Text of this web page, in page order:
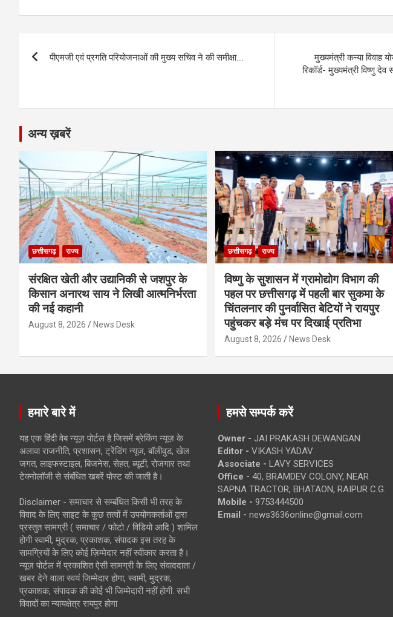
ce
o
se
g
at
A
e
a
ail py
n
ar
navigation
पीएमजी एवं प्रगति परियोजनाओं की मुख्य सचिव ने की समीक्षा….
मुख्यमंत्री कन्या विवाह
रिकॉर्ड- मुख्यमंत्री विष्णु
अन्य ख़बरें
छत्तीसगढ़ राज्य
संरक्षित खेती और उद्यानिकी से जशपुर के
किसान अनारथ साय ने लिखी आत्मनिर्भरता
की नई कहानी
August 8, 2026 News Desk
छत्तीसगढ़ राज्य
विष्णु के सुशासन में ग्रामोद्योग विभाग की
पहल पर छत्तीसगढ़ में पहली बार सुकमा के
चिंतलनार की पुनर्वासित बेटियों ने रायपुर
पहुंचकर बड़े मंच पर दिखाई प्रतिभा
August 8, 2026 News Desk
हमारे बारे में
यह एक हिंदी वेब न्यूज़ पोर्टल है जिसमें ब्रेकिंग न्यूज़ के
अलावा राजनीति, प्रशासन, ट्रेंडिंग न्यूज, बॉलीवुड, खेल
जगत, लाइफस्टाइल, बिजनेस, सेहत, ब्यूटी, रोजगार तथा
टेक्नोलॉजी से संबंधित खबरें पोस्ट की जाती है।
Disclaimer - समाचार से सम्बंधित किसी भी तरह के
विवाद के लिए साइट के कुछ तत्वों में उपयोगकर्ताओं द्वारा
प्रस्तुत सामग्री ( समाचार / फोटो / विडियो आदि ) शामिल
होगी स्वामी, मुद्रक, प्रकाशक, संपादक इस तरह के
सामग्रियों के लिए कोई ज़िम्मेदार नहीं स्वीकार करता है।
न्यूज़ पोर्टल में प्रकाशित ऐसी सामग्री के लिए संवाददाता /
खबर देने वाला स्वयं जिम्मेदार होगा, स्वामी, मुद्रक,
प्रकाशक, संपादक की कोई भी जिम्मेदारी नहीं होगी. सभी
विवादों का न्यायक्षेत्र रायपुर होगा
हमसे सम्पर्क करें
Owner - JAI PRAKASH DEWANGAN
Editor - VIKASH YADAV
Associate - LAVY SERVICES
Office - 40, BRAMDEV COLONY, NEAR
SAPNA TRACTOR, BHATAON, RAIPUR C.G.
Mobile - 9753444500
Email - news3636online@gmail.com